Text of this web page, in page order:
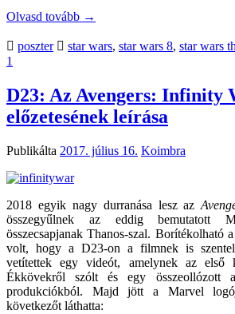
Olvasd tovább →
poszter star wars, star wars 8, star wars
1
D23: Az Avengers: Infinity
előzetesének leírása
Publikálta 2017. július 16. Koimbra
2018 egyik nagy durranása lesz az
összegyűlnek az eddig bemutatott
összecsapjanak Thanos-szal. Borítékolható
volt, hogy a D23-on a filmnek is
vetítettek egy videót, amelynek az első
Ékkövekről szólt és egy összeollózott
produkciókból. Majd jött a Marvel
következőt láthatta: